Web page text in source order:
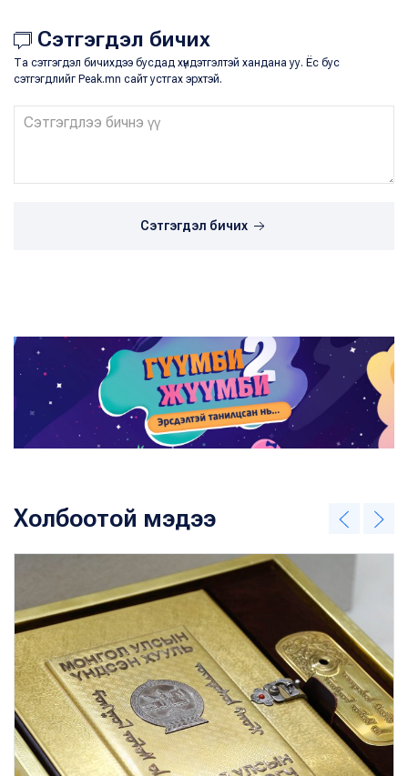
Сэтгэгдэл бичих
Та сэтгэгдэл бичихдээ бусдад хүндэтгэлтэй хандана уу. Ёс бус
сэтгэгдлийг Peak.mn сайт устгах эрхтэй.
Сэтгэгдэл бичих
Холбоотой мэдээ